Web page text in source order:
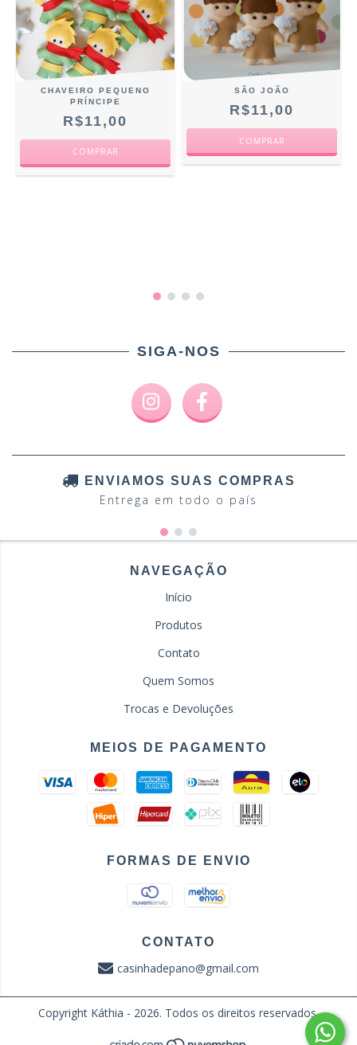
CHAVEIRO PEQUENO
PRÍNCIPE
R$11,00
SÃO JOÃO
R$11,00
SIGA-NOS
ENVIAMOS SUAS COMPRAS
Entrega em todo o país
NAVEGAÇÃO
Início
Produtos
Contato
Quem Somos
Trocas e Devoluções
MEIOS DE PAGAMENTO
FORMAS DE ENVIO
CONTATO
casinhadepano@gmail.com
Copyright Káthia - 2026. Todos os direitos reservados.